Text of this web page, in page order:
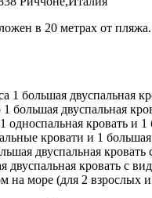
в 20 метрах от
1 большая двуспальная
двуспальная
кровать и 1
кровати и 1
двуспальная кровать
кровать с
море (для 2 взрослых и